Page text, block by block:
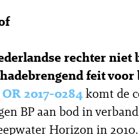
rechter niet
feit
OR 2017-0284komt de
BP aan bod in
Horizon in